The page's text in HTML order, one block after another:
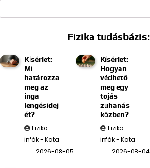
Fizika tudásbázis:
Kísérlet:
Mi
határozza
meg az
inga
lengésidej
ét?
Fizika
infók - Kata
2026-08-05
Kísérlet:
Hogyan
védhető
meg egy
tojás
zuhanás
közben?
Fizika
infók - Kata
2026-08-04